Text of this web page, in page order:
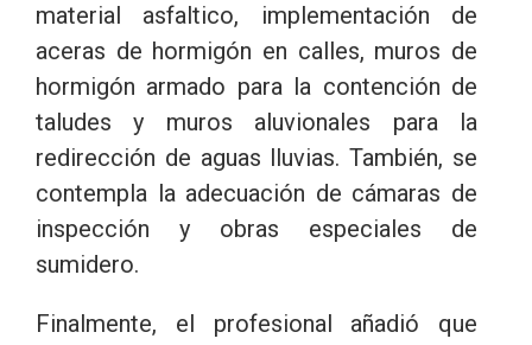
material asfaltico, implementación de
aceras de hormigón en calles, muros de
hormigón armado para la contención de
taludes y muros aluvionales para la
redirección de aguas lluvias. También, se
contempla la adecuación de cámaras de
inspección y obras especiales de
sumidero.
Finalmente, el profesional añadió que